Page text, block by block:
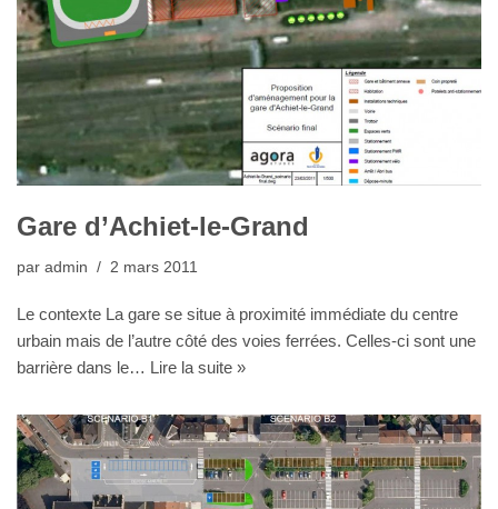
Gare d’Achiet-le-Grand
par admin 2 mars 2011
Le contexte La gare se situe à proximité immédiate du centre
urbain mais de l’autre côté des voies ferrées. Celles-ci sont une
barrière dans le… Lire la suite »